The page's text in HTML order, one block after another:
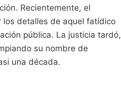
Recientemente, el
los detalles de aquel fatídico
pública. La justicia tardó,
su nombre de
una década.